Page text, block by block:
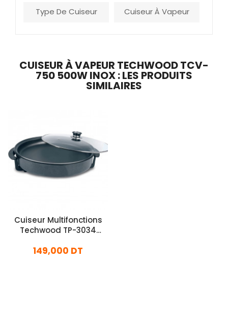
Type De Cuiseur Cuiseur À Vapeur
CUISEUR À VAPEUR TECHWOOD TCV-
750 500W INOX : LES PRODUITS
SIMILAIRES
Cuiseur Multifonctions
Techwood TP-3034
149,000 DT